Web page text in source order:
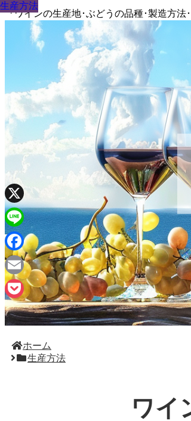
『ワインの生産地･ぶどうの品種･製造方
ホーム
生産方法
ワイ
生産方法
生産方法
生産方法
生産方法
生産方法
生産方法
生産方法
生産方法
生産方法
X
Line
Facebook
Email
Pocket